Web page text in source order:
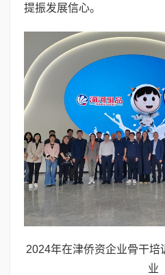
提振发展信心。
2024年在津侨资企业骨干
业